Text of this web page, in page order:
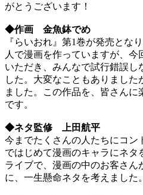
がとうございます！
◆作画 金魚鉢でめ
『らいおれ』第1巻が発売とな
人で漫画を作っていますが、今
いただき、みんなで試行錯誤し
した。大変なこともありました
ました。この作品を、皆さん
です。
◆ネタ監修
上田航平
今までたくさんの人たちにコン
ではじめて漫画のキャラにネ
ライブで、漫画の中のお客さん
に、一生懸命ネタを考えました